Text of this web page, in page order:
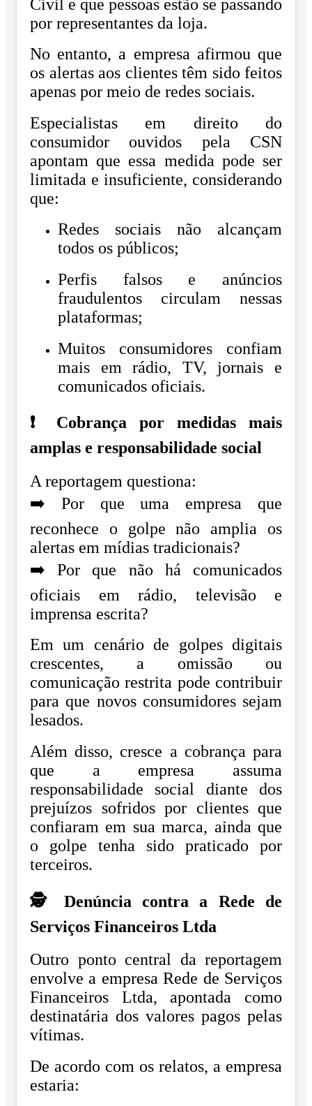
Civil e que pessoas estão se passando
por representantes da loja.
No entanto, a empresa afirmou que
os alertas aos clientes têm sido feitos
apenas por meio de redes sociais.
Especialistas em direito do
consumidor ouvidos pela CSN
apontam que essa medida pode ser
limitada e insuficiente, considerando
que:
Redes sociais não alcançam
todos os públicos;
Perfis falsos e anúncios
fraudulentos circulam nessas
plataformas;
Muitos consumidores confiam
mais em rádio, TV, jornais e
comunicados oficiais.
❗ Cobrança por medidas mais
amplas e responsabilidade social
A reportagem questiona:
➡️ Por que uma empresa que
reconhece o golpe não amplia os
alertas em mídias tradicionais?
➡️ Por que não há comunicados
oficiais em rádio, televisão e
imprensa escrita?
Em um cenário de golpes digitais
crescentes, a omissão ou
comunicação restrita pode contribuir
para que novos consumidores sejam
lesados.
Além disso, cresce a cobrança para
que a empresa assuma
responsabilidade social diante dos
prejuízos sofridos por clientes que
confiaram em sua marca, ainda que
o golpe tenha sido praticado por
terceiros.
🕵️ Denúncia contra a Rede de
Serviços Financeiros Ltda
Outro ponto central da reportagem
envolve a empresa Rede de Serviços
Financeiros Ltda, apontada como
destinatária dos valores pagos pelas
vítimas.
De acordo com os relatos, a empresa
estaria: